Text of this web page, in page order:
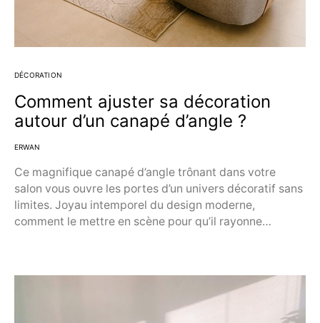
DÉCORATION
Comment ajuster sa décoration
autour d’un canapé d’angle ?
ERWAN
Ce magnifique canapé d’angle trônant dans votre
salon vous ouvre les portes d’un univers décoratif sans
limites. Joyau intemporel du design moderne,
comment le mettre en scène pour qu’il rayonne…